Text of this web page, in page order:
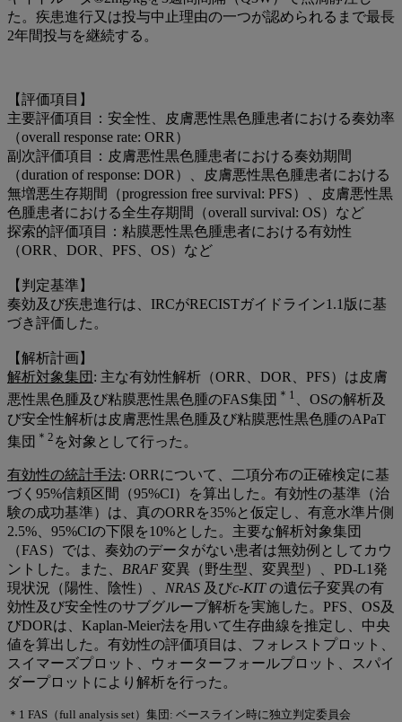
た。疾患進行又は投与中止理由の一つが認められるまで最長
2年間投与を継続する。
【評価項目】
主要評価項目：安全性、皮膚悪性黒色腫患者における奏効率
（overall response rate: ORR）
副次評価項目：皮膚悪性黒色腫患者における奏効期間
（duration of response: DOR）、皮膚悪性黒色腫患者における
無増悪生存期間（progression free survival: PFS）、皮膚悪性黒
色腫患者における全生存期間（overall survival: OS）など
探索的評価項目：粘膜悪性黒色腫患者における有効性
（ORR、DOR、PFS、OS）など
【判定基準】
奏効及び疾患進行は、IRCがRECISTガイドライン1.1版に基
づき評価した。
【解析計画】
解析対象集団 : 主な有効性解析（ORR、DOR、PFS）は皮膚
悪性黒色腫及び粘膜悪性黒色腫のFAS集団 ＊1 、OSの解析及
び安全性解析は皮膚悪性黒色腫及び粘膜悪性黒色腫のAPaT
集団 ＊2 を対象として行った。
有効性の統計手法: ORRについて、二項分布の正確検定に基
づく95%信頼区間（95%CI）を算出した。有効性の基準（治
験の成功基準）は、真のORRを35%と仮定し、有意水準片側
2.5%、95%CIの下限を10%とした。主要な解析対象集団
（FAS）では、奏効のデータがない患者は無効例としてカウ
ントした。また、 BRAF 変異（野生型、変異型）、PD-L1発
現状況（陽性、陰性）、 NRAS 及びc-KITの遺伝子変異の有
効性及び安全性のサブグループ解析を実施した。PFS、OS及
びDORは、Kaplan-Meier法を用いて生存曲線を推定し、中央
値を算出した。有効性の評価項目は、フォレストプロット、
スイマーズプロット、ウォーターフォールプロット、スパイ
ダープロットにより解析を行った。
＊1 FAS（full analysis set）集団: ベースライン時に独立判定委員会